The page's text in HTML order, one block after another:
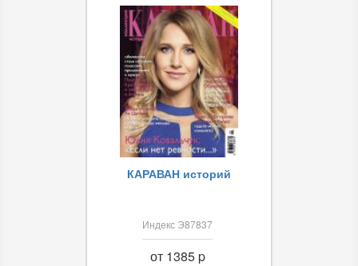
КАРАВАН историй
Индекс Э87837
от 1385 p